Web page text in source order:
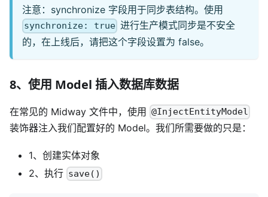
注意：synchronize 字段用于同步表结构。使用
synchronize: true 进行生产模式同步是不安全
的，在上线后，请把这个字段设置为 false。
8、使用 Model 插入数据库数据
在常见的 Midway 文件中，使用 @InjectEntityModel
装饰器注入我们配置好的 Model。我们所需要做的只是：
1、创建实体对象
2、执行 save()